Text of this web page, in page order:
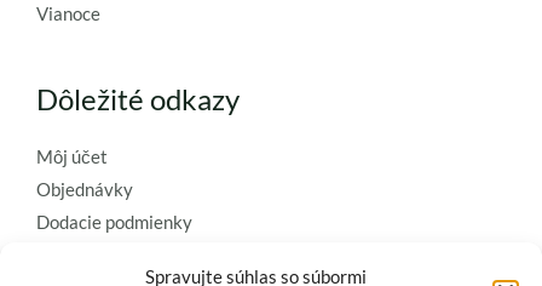
Spravujte súhlas so súbormi
Vianoce
Dôležité odkazy
Môj účet
Objednávky
Dodacie podmienky